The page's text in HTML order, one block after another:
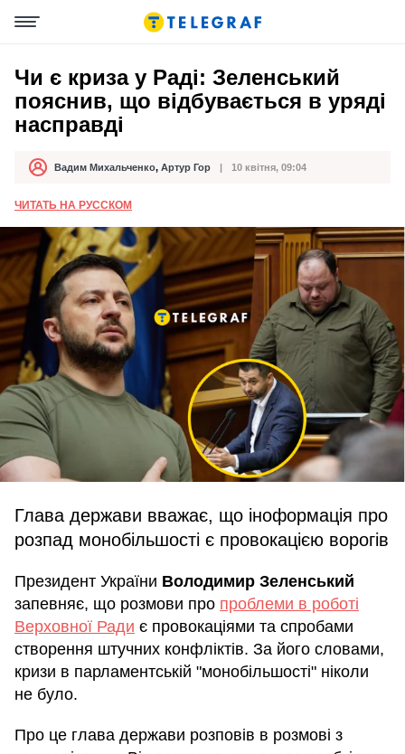
Чи є криза у Раді: Зеленський
пояснив, що відбувається в уряді
насправді
АвторВадим Михальченко, Артур Гор
Дата публікації 10 квітня, 09:04
ЧИТАТЬ НА РУССКОМ
Глава держави вважає, що іноформація про
розпад монобільшості є провокацією ворогів
Президент України Володимир Зеленський
запевняє, що розмови про проблеми в роботі
Верховної Ради є провокаціями та спробами
створення штучних конфліктів. За його словами,
кризи в парламентській "монобільшості" ніколи
не було.
Про це глава держави розповів в розмові з